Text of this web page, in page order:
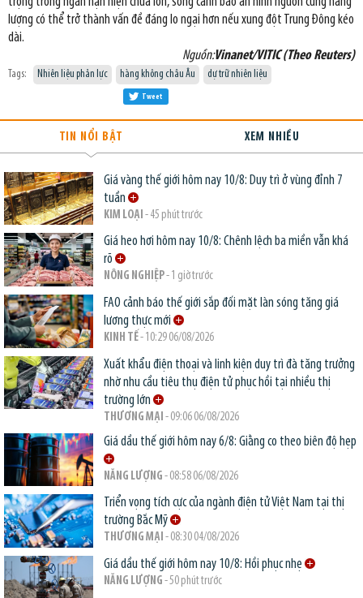
lượng có thể trở thành vấn đề đáng lo ngại hơn nếu xung đột Trung Đông kéo
dài.
Nguồn:Vinanet/VITIC (Theo Reuters)
Tags: Nhiên liệu phản lực hàng không châu Âu dự trữ nhiên liệu
Tweet
TIN NỔI BẬT XEM NHIỀU
Giá vàng thế giới hôm nay 10/8: Duy trì ở vùng đỉnh 7
tuần
KIM LOẠI - 45 phút trước
Giá heo hơi hôm nay 10/8: Chênh lệch ba miền vẫn khá
rõ
NÔNG NGHIỆP- 1 giờ trước
FAO cảnh báo thế giới sắp đối mặt làn sóng tăng giá
lương thực mới
KINH TẾ- 10:29 06/08/2026
Xuất khẩu điện thoại và linh kiện duy trì đà tăng trưởng
nhờ nhu cầu tiêu thụ điện tử phục hồi tại nhiều thị
trường lớn
THƯƠNG MẠI - 09:06 06/08/2026
Giá dầu thế giới hôm nay 6/8: Giằng co theo biên độ hẹp
NĂNG LƯỢNG - 08:58 06/08/2026
Triển vọng tích cực của ngành điện tử Việt Nam tại thị
trường Bắc Mỹ
THƯƠNG MẠI - 08:30 04/08/2026
Giá dầu thế giới hôm nay 10/8: Hồi phục nhẹ
NĂNG LƯỢNG - 50 phút trước